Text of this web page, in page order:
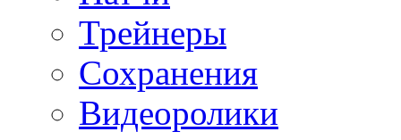
Трейнеры
Сохранения
Видеоролики